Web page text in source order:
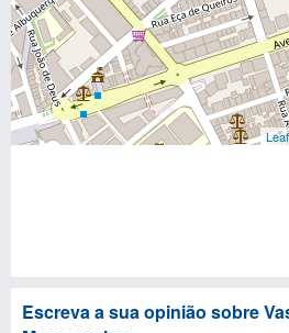
Escreva a sua opinião sobre